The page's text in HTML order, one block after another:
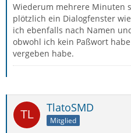
Wiederum mehrere Minuten
plötzlich ein Dialogfenster
ich ebenfalls nach Namen
obwohl ich kein Paßwort
vergeben habe.
TlatoSMD
Mitglied